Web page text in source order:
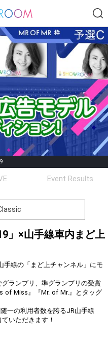
number of
positions
Rema
ー制作権獲
from posting comments
may offend performers or
users.
Event Results
」×山手線車内まど上
手線の「まど上チャンネル」にモ
ランプリ、準グランプリの受賞
of Miss』『Mr. of Mr.』とタッグ
一の利用者数を誇るJR山手線